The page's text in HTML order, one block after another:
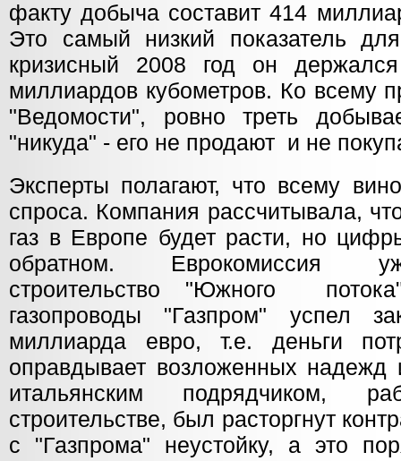
факту добыча составит 414
Это самый низкий показатель
кризисный 2008 год он
миллиардов кубометров. Ко всему
"Ведомости", ровно треть
"никуда" - его не продают и не
Эксперты полагают, что всему
спроса. Компания рассчитывала,
газ в Европе будет расти, но
обратном. Еврокомиссия
строительство "Южного
газопроводы "Газпром" успел
миллиарда евро, т.е. деньги
оправдывает возложенных надежд
итальянским подрядчиком,
строительстве, был расторгнут
с "Газпрома" неустойку, а это